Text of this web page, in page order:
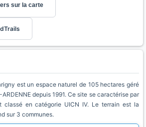
sur la carte
est un espace naturel de 105 hectares géré
depuis 1991. Ce site se caractérise par
classé en catégorie UICN IV. Le terrain est la
sur 3 communes.